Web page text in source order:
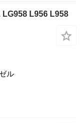
L956 L958
ル